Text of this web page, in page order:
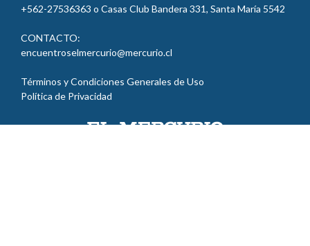
+562-27536363 o Casas Club Bandera 331, Santa María
CONTACTO:
Términos y Condiciones Generales de Uso